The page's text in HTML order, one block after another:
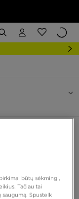
būtų sėkmingi,
Tačiau tai
saugumą. Spustelk